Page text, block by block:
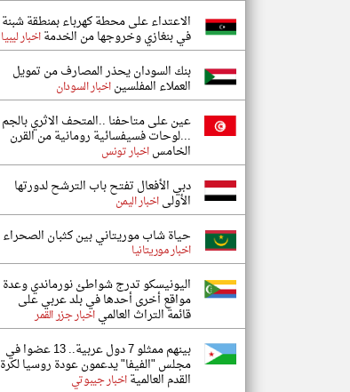
الاعتداء على محطة كهرباء بمنطقة شبنة
في بنغازي وخروجها من الخدمةاخبار ليبيا
بنك السودان يحذر المصارف من تمويل
العملاء المفلسيناخبار السودان
عين على متاحفنا ..المتحف الاثري بالجم
...لوحات فسيفسائية رومانية من القرن
الخامساخبار تونس
دبي الأفعال تفتح باب الترشح لدورتها
الأولىاخبار اليمن
حياة شاب موريتاني بين كثبان الصحراء
اخبار موريتانيا
اليونيسكو تدرج شواطئ نورماندي وعدة
مواقع أخرى أحدها في بلد عربي على
قائمة التراث العالمياخبار جزر القمر
بينهم ممثلو 7 دول عربية.. 13 عضوا في
مجلس "الفيفا" يدعمون عودة روسيا لكرة
القدم العالميةاخبار جيبوتي